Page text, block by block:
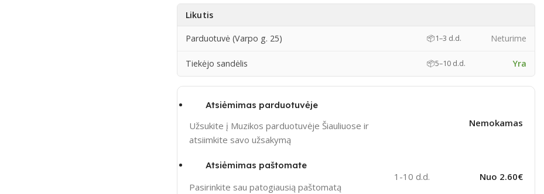
Likutis
Parduotuvė (Varpo g. 25) 📦1–3 d.d. Neturime
Tiekėjo sandėlis 📦5–10 d.d. Yra
Atsiėmimas parduotuvėje
Užsukite į Muzikos parduotuvėje Šiauliuose ir
atsiimkite savo užsakymą
Nemokamas
Atsiėmimas paštomate
Pasirinkite sau patogiausią paštomatą
1-10 d.d. Nuo 2.60€